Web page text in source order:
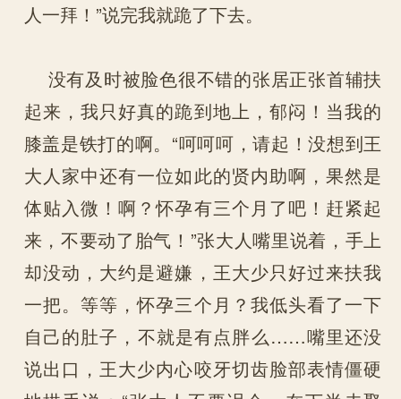
人一拜！”说完我就跪了下去。
没有及时被脸色很不错的张居正张首辅扶
起来，我只好真的跪到地上，郁闷！当我的
膝盖是铁打的啊。“呵呵呵，请起！没想到王
大人家中还有一位如此的贤内助啊，果然是
体贴入微！啊？怀孕有三个月了吧！赶紧起
来，不要动了胎气！”张大人嘴里说着，手上
却没动，大约是避嫌，王大少只好过来扶我
一把。等等，怀孕三个月？我低头看了一下
自己的肚子，不就是有点胖么……嘴里还没
说出口，王大少内心咬牙切齿脸部表情僵硬